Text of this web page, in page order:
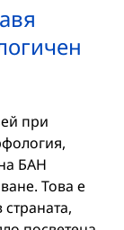
при
БАН
Това е